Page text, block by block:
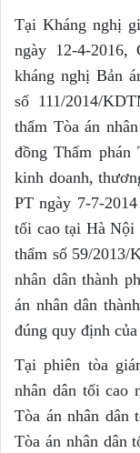
Tại Kháng nghị
ngày 12-4-
kháng nghị Bản
số 111/2014/
thẩm Tòa án
đồng Thẩm phán
kinh doanh,
PT ngày 7-7-
tối cao tại Hà Nội
thẩm số 59/2013/
nhân dân thành
án nhân dân
đúng quy định
Tại phiên tòa
nhân dân tối cao
Tòa án nhân dân
Tòa án nhân dân